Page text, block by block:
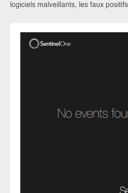
logiciels malveillants, les faux